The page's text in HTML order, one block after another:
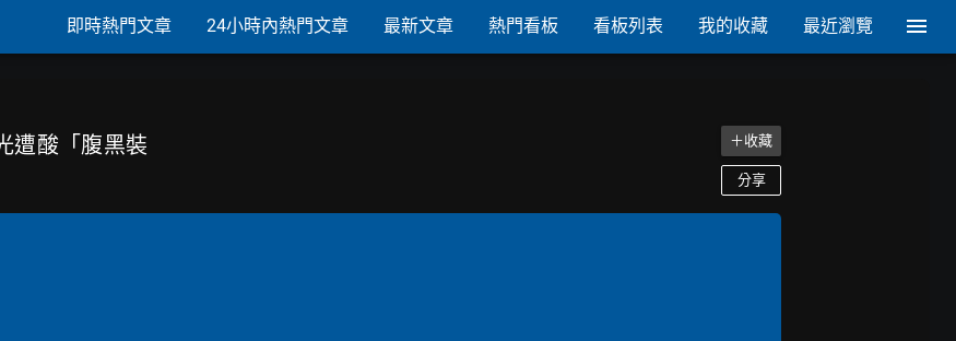
即時熱門文章 24小時內熱門文章 最新文章 熱門看板 看板列表 我的收藏 最近瀏覽
遭酸「腹黑裝 ＋收藏
分享